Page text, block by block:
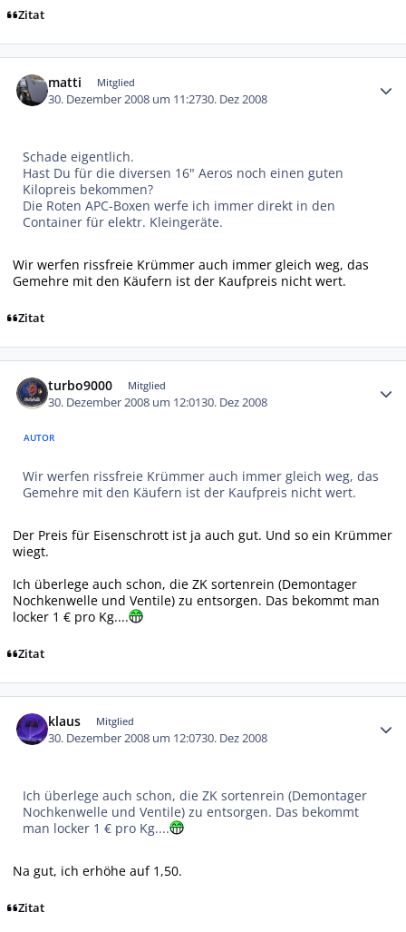
Zitat
matti Mitglied
30. Dezember 2008 um 11:2730. Dez 2008
Schade eigentlich.
Hast Du für die diversen 16" Aeros noch einen guten
Kilopreis bekommen?
Die Roten APC-Boxen werfe ich immer direkt in den
Container für elektr. Kleingeräte.
Wir werfen rissfreie Krümmer auch immer gleich weg, das
Gemehre mit den Käufern ist der Kaufpreis nicht wert.
Zitat
turbo9000 Mitglied
30. Dezember 2008 um 12:0130. Dez 2008
AUTOR
Wir werfen rissfreie Krümmer auch immer gleich weg, das
Gemehre mit den Käufern ist der Kaufpreis nicht wert.
Der Preis für Eisenschrott ist ja auch gut. Und so ein Krümmer
wiegt.
Ich überlege auch schon, die ZK sortenrein (Demontager
Nochkenwelle und Ventile) zu entsorgen. Das bekommt man
locker 1 € pro Kg....
Zitat
klaus Mitglied
30. Dezember 2008 um 12:0730. Dez 2008
Ich überlege auch schon, die ZK sortenrein (Demontager
Nochkenwelle und Ventile) zu entsorgen. Das bekommt
man locker 1 € pro Kg....
Na gut, ich erhöhe auf 1,50.
Zitat